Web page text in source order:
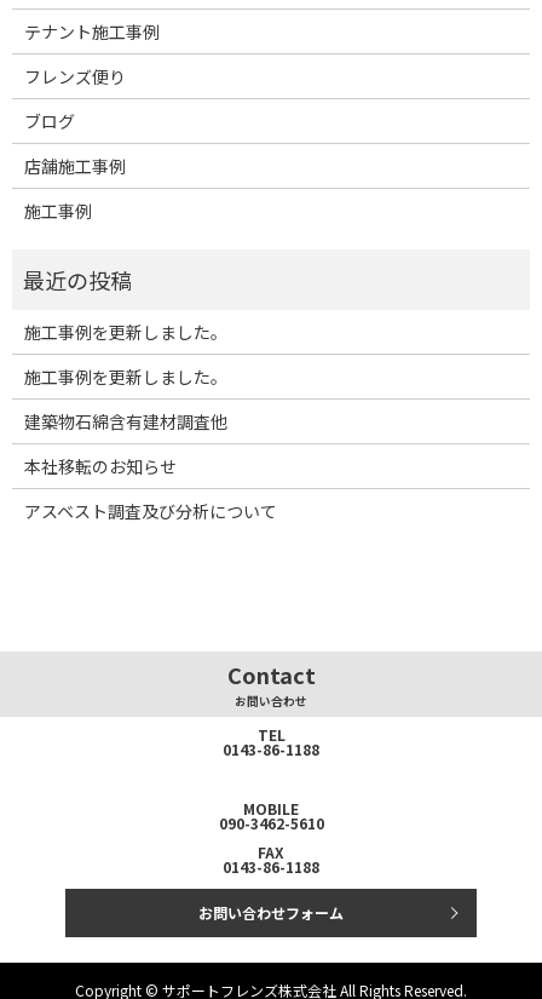
テナント施工事例
フレンズ便り
ブログ
店舗施工事例
施工事例
施工事例を更新しました。
施工事例を更新しました。
建築物石綿含有建材調査他
本社移転のお知らせ
アスベスト調査及び分析について
Contact
お問い合わせ
TEL
0143-86-1188
MOBILE
090-3462-5610
FAX
0143-86-1188
お問い合わせフォーム
Copyright © サポートフレンズ株式会社 All Rights Reserved.